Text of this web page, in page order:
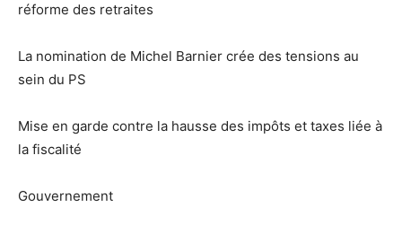
réforme des retraites
La nomination de Michel Barnier crée des tensions au
sein du PS
Mise en garde contre la hausse des impôts et taxes liée à
la fiscalité
Gouvernement